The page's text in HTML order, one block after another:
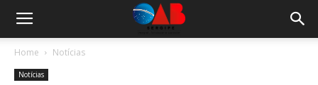
Home Notícias
Notícias